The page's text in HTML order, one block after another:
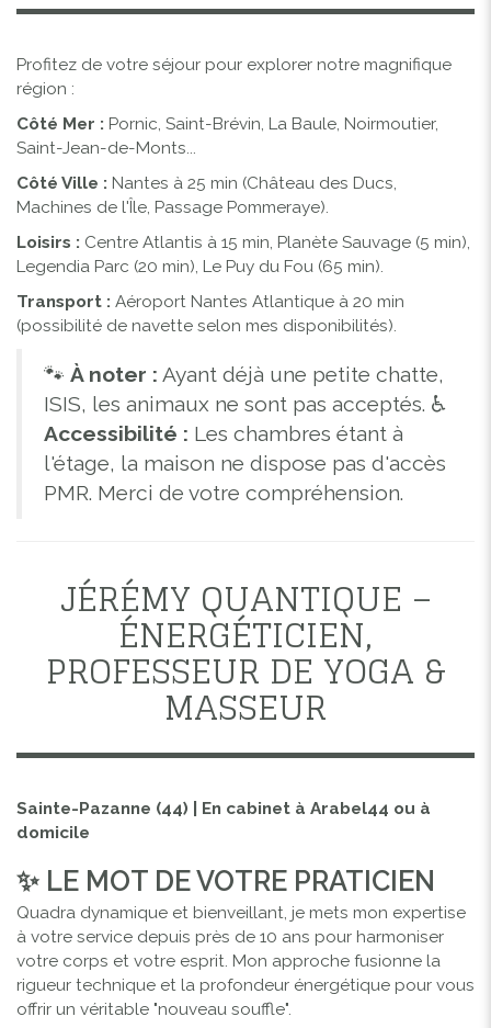
Profitez de votre séjour pour explorer notre magnifique
région :
Côté Mer : Pornic, Saint-Brévin, La Baule, Noirmoutier,
Saint-Jean-de-Monts...
Côté Ville : Nantes à 25 min (Château des Ducs,
Machines de l'Île, Passage Pommeraye).
Loisirs : Centre Atlantis à 15 min, Planète Sauvage (5 min),
Legendia Parc (20 min), Le Puy du Fou (65 min).
Transport : Aéroport Nantes Atlantique à 20 min
(possibilité de navette selon mes disponibilités).
🐾 À noter : Ayant déjà une petite chatte,
ISIS, les animaux ne sont pas acceptés. ♿
Accessibilité : Les chambres étant à
l'étage, la maison ne dispose pas d'accès
PMR. Merci de votre compréhension.
JÉRÉMY QUANTIQUE –
ÉNERGÉTICIEN,
PROFESSEUR DE YOGA &
MASSEUR
Sainte-Pazanne (44) | En cabinet à Arabel44 ou à
domicile
✨ LE MOT DE VOTRE PRATICIEN
Quadra dynamique et bienveillant, je mets mon expertise
à votre service depuis près de 10 ans pour harmoniser
votre corps et votre esprit. Mon approche fusionne la
rigueur technique et la profondeur énergétique pour vous
offrir un véritable "nouveau souffle".